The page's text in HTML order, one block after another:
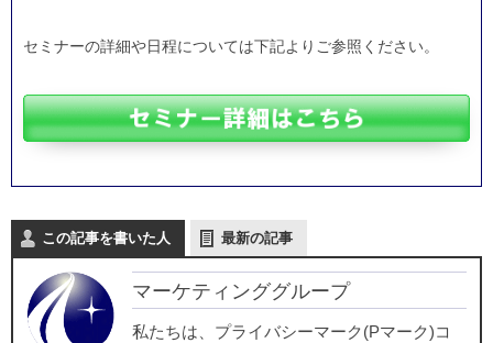
セミナーの詳細や日程については下記よりご参照ください。
この記事を書いた人 最新の記事
マーケティンググループ
私たちは、プライバシーマーク(Pマーク)コ